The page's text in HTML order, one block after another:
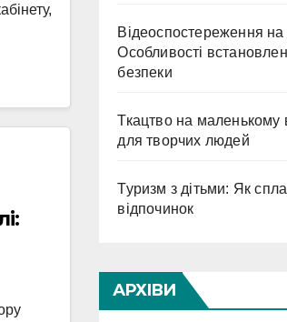
Відеоспостереження на
Особливості
безпеки
Ткацтво на маленькому
для творчих людей
Туризм з дітьми: Як
відпочинок
АРХІВИ